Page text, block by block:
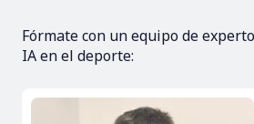
Fórmate con un equipo de
IA en el deporte: